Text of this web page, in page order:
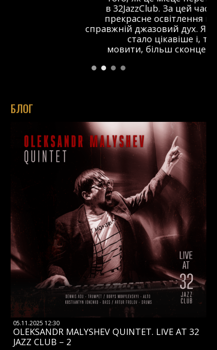
в 32JazzClub. За цей час з’явилося
прекрасне освітлення на сцені та
справжній джазовий дух. Я думаю, що тут
стало цікавіше і, так би
мовити, більш сконцентровано.
БЛОГ
05.11.2025 12:30
OLEKSANDR MALYSHEV QUINTET. LIVE AT 32
JAZZ CLUB – 2